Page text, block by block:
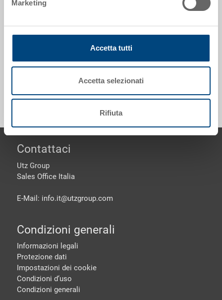
Marketing
Accetta tutti
Accetta selezionati
Rifiuta
rigenerato, nero, 364x190x3 mm, 1 fessura, adatto per
EUROTEC 5-6422N-582
Personalizzazioni - la nostra specialità
piè di pagine
Contattaci
Utz Group
Sales Office Italia
E-Mail: info.it@utzgroup.com
Condizioni generali
Informazioni legali
Protezione dati
Impostazioni dei cookie
Condizioni d‘uso
Condizioni generali